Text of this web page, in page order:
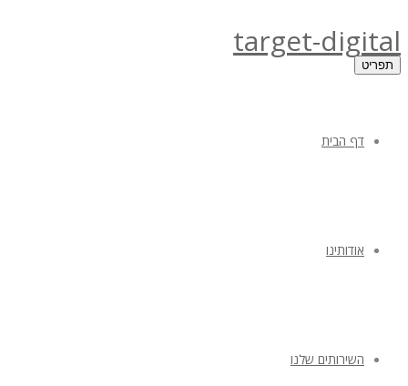
target-digital
תפריט
דף הבית
אודותינו
השירותים שלנו